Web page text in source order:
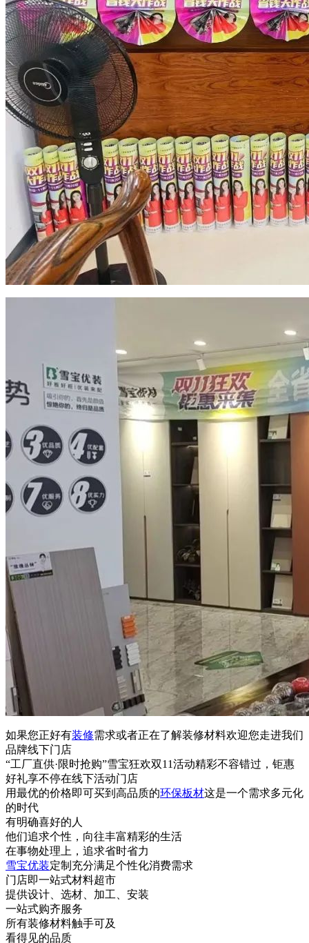
如果您正好有装修需求或者正在了解装修材料欢迎您走进我们
品牌线下门店
“工厂直供·限时抢购”雪宝狂欢双11活动精彩不容错过，钜惠
好礼享不停在线下活动门店
用最优的价格即可买到高品质的环保板材这是一个需求多元化
的时代
有明确喜好的人
他们追求个性，向往丰富精彩的生活
在事物处理上，追求省时省力
雪宝优装定制充分满足个性化消费需求
门店即一站式材料超市
提供设计、选材、加工、安装
一站式购齐服务
所有装修材料触手可及
看得见的品质